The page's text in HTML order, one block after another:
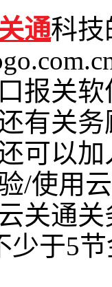
通科技
报关
有关
可以
/使用
关通
少于5